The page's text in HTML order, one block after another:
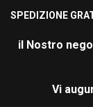
SPEDIZIONE
il Nostro
Vi